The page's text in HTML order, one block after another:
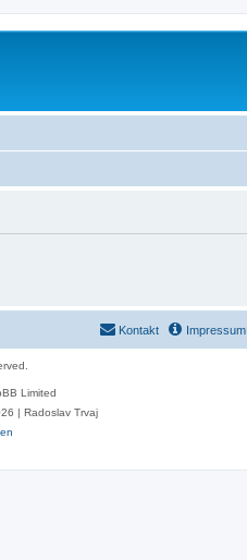
Impressum
Kontakt
Limited
| Radoslav Trvaj